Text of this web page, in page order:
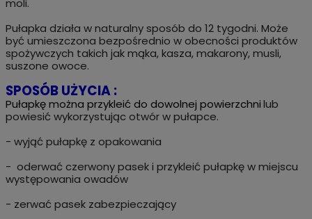
moli.
Pułapka działa w naturalny sposób do 12 tygodni. Może
być umieszczona bezpośrednio w obecności produktów
spożywczych takich jak mąka, kasza, makarony, musli,
suszone owoce.
SPOSÓB UŻYCIA :
Pułapkę można przykleić do dowolnej powierzchnilub
powiesić wykorzystując otwór w pułapce.
- wyjąć pułapkę z opakowania
- oderwać czerwony pasek i przykleić pułapkę w miejscu
występowania owadów
- zerwać pasek zabezpieczający